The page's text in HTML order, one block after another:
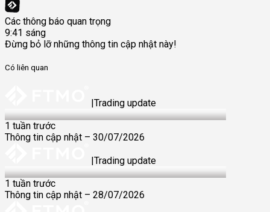
Các thông báo quan trọng
9:41 sáng
Đừng bỏ lỡ những thông tin cập nhật này!
Có liên quan
|Trading update
30 Jul 2026
1 tuần trước
Thông tin cập nhật – 30/07/2026
|Trading update
28 Jul 2026
1 tuần trước
Thông tin cập nhật – 28/07/2026